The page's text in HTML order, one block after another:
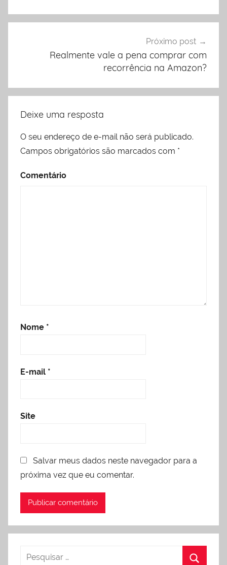
Próximo post
Realmente vale a pena comprar com
recorrência na Amazon?
Deixe uma resposta
O seu endereço de e-mail não será publicado.
Campos obrigatórios são marcados com *
Comentário
Nome *
E-mail *
Site
Salvar meus dados neste navegador para a
próxima vez que eu comentar.